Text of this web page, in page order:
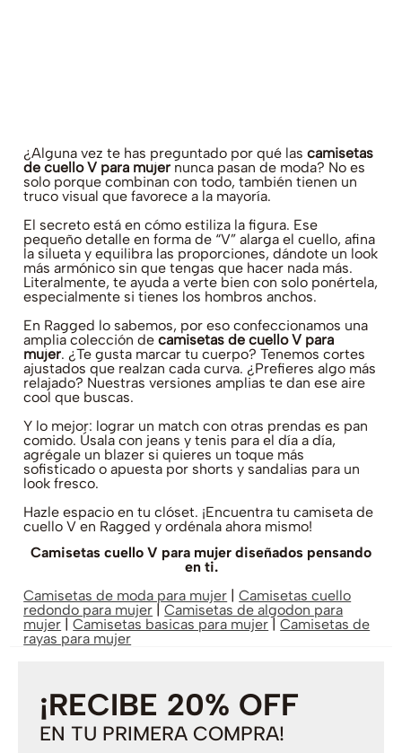
¿Alguna vez te has preguntado por qué lascamisetas
de cuello V para mujer nunca pasan de moda? No es
solo porque combinan con todo, también tienen un
truco visual que favorece a la mayoría.
El secreto está en cómo estiliza la figura. Ese
pequeño detalle en forma de “V” alarga el cuello, afina
la silueta y equilibra las proporciones, dándote un look
más armónico sin que tengas que hacer nada más.
Literalmente, te ayuda a verte bien con solo ponértela,
especialmente si tienes los hombros anchos.
En Ragged lo sabemos, por eso confeccionamos una
amplia colección decamisetas de cuello V para
mujer. ¿Te gusta marcar tu cuerpo? Tenemos cortes
ajustados que realzan cada curva. ¿Prefieres algo más
relajado? Nuestras versiones amplias te dan ese aire
cool que buscas.
Y lo mejor: lograr un match con otras prendas es pan
comido. Úsala con jeans y tenis para el día a día,
agrégale un blazer si quieres un toque más
sofisticado o apuesta por shorts y sandalias para un
look fresco.
Hazle espacio en tu clóset. ¡Encuentra tu camiseta de
cuello V en Ragged y ordénala ahora mismo!
Camisetas cuello V para mujer diseñados pensando
en ti.
Camisetas de moda para mujer |Camisetas cuello
redondo para mujer |Camisetas de algodon para
mujer |Camisetas basicas para mujer |Camisetas de
rayas para mujer
¡RECIBE 20% OFF
EN TU PRIMERA COMPRA!